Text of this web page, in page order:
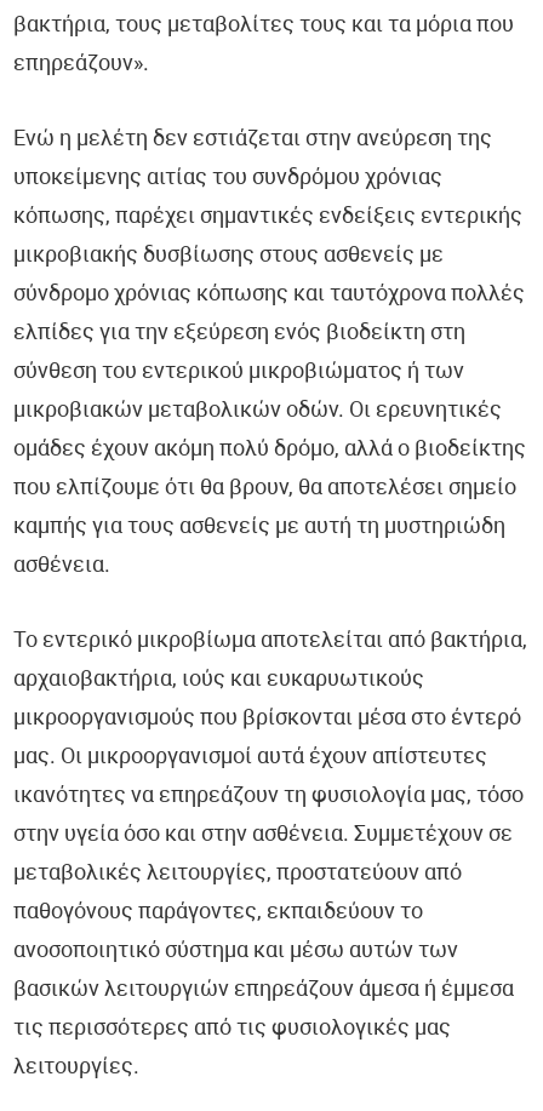
βακτήρια, τους μεταβολίτες τους και τα μόρια που
επηρεάζουν».
Ενώ η μελέτη δεν εστιάζεται στην ανεύρεση της
υποκείμενης αιτίας του συνδρόμου χρόνιας
κόπωσης, παρέχει σημαντικές ενδείξεις εντερικής
μικροβιακής δυσβίωσης στους ασθενείς με
σύνδρομο χρόνιας κόπωσης και ταυτόχρονα πολλές
ελπίδες για την εξεύρεση ενός βιοδείκτη στη
σύνθεση του εντερικού μικροβιώματος ή των
μικροβιακών μεταβολικών οδών. Οι ερευνητικές
ομάδες έχουν ακόμη πολύ δρόμο, αλλά ο βιοδείκτης
που ελπίζουμε ότι θα βρουν, θα αποτελέσει σημείο
καμπής για τους ασθενείς με αυτή τη μυστηριώδη
ασθένεια.
Το εντερικό μικροβίωμα αποτελείται από βακτήρια,
αρχαιοβακτήρια, ιούς και ευκαρυωτικούς
μικροοργανισμούς που βρίσκονται μέσα στο έντερό
μας. Οι μικροοργανισμοί αυτά έχουν απίστευτες
ικανότητες να επηρεάζουν τη φυσιολογία μας, τόσο
στην υγεία όσο και στην ασθένεια. Συμμετέχουν σε
μεταβολικές λειτουργίες, προστατεύουν από
παθογόνους παράγοντες, εκπαιδεύουν το
ανοσοποιητικό σύστημα και μέσω αυτών των
βασικών λειτουργιών επηρεάζουν άμεσα ή έμμεσα
τις περισσότερες από τις φυσιολογικές μας
λειτουργίες.